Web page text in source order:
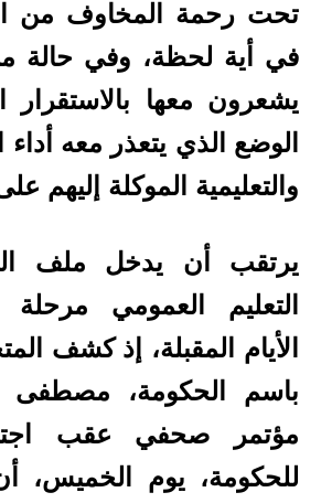
تحت رحمة المخاوف من
في أية لحظة، وفي حالة
يشعرون معها بالاستقرار
الوضع الذي يتعذر معه أداء
والتعليمية الموكلة إليهم
يرتقب أن يدخل ملف
التعليم العمومي
الأيام المقبلة، إذ كشف
باسم الحكومة، مصطفى
مؤتمر صحفي عقب
للحكومة، يوم الخميس، أن